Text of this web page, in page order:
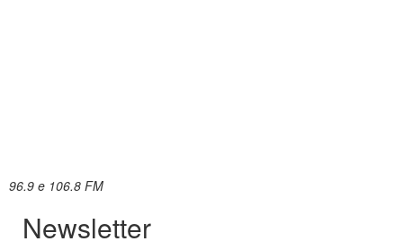
96.9 e 106.8 FM
Newsletter